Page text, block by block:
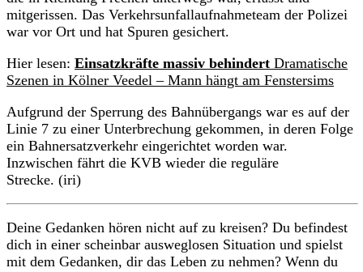
mitgerissen. Das Verkehrsunfallaufnahmeteam der Polizei
war vor Ort und hat Spuren gesichert.
Hier lesen: Einsatzkräfte massiv behindert Dramatische
Szenen in Kölner Veedel – Mann hängt am Fenstersims
Aufgrund der Sperrung des Bahnübergangs war es auf der
Linie 7 zu einer Unterbrechung gekommen, in deren Folge
ein Bahnersatzverkehr eingerichtet worden war.
Inzwischen fährt die KVB wieder die reguläre
Strecke. (iri)
Deine Gedanken hören nicht auf zu kreisen? Du befindest
dich in einer scheinbar ausweglosen Situation und spielst
mit dem Gedanken, dir das Leben zu nehmen? Wenn du